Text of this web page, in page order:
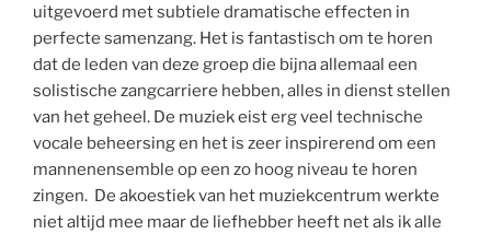
uitgevoerd met subtiele dramatische effecten in
perfecte samenzang. Het is fantastisch om te horen
dat de leden van deze groep die bijna allemaal een
solistische zangcarriere hebben, alles in dienst stellen
van het geheel. De muziek eist erg veel technische
vocale beheersing en het is zeer inspirerend om een
mannenensemble op een zo hoog niveau te horen
zingen. De akoestiek van het muziekcentrum werkte
niet altijd mee maar de liefhebber heeft net als ik alle